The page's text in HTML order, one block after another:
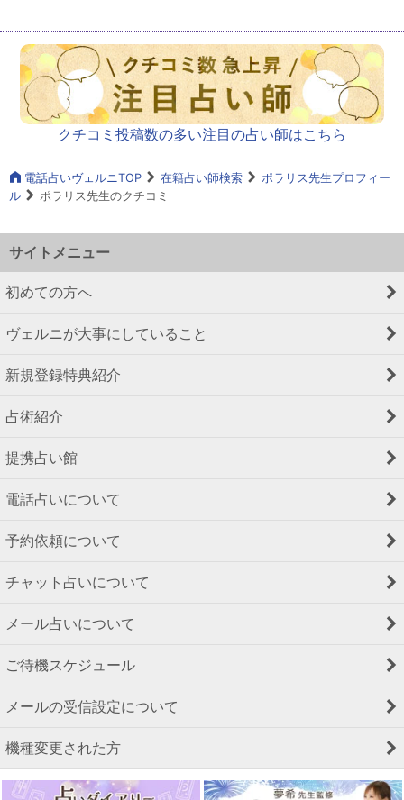
クチコミ投稿数の多い注目の占い師はこちら
電話占いヴェルニTOP 在籍占い師検索
ポラリス先生プロフィー
ル
ポラリス先生のクチコミ
サイトメニュー
初めての方へ
ヴェルニが大事にしていること
新規登録特典紹介
占術紹介
提携占い館
電話占いについて
予約依頼について
チャット占いについて
メール占いについて
ご待機スケジュール
メールの受信設定について
機種変更された方